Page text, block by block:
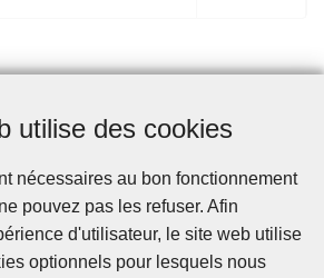
utilise des cookies
nécessaires au bon fonctionnement
pouvez pas les refuser. Afin
d'utilisateur, le site web utilise
optionnels pour lesquels nous
e
u
v
a
n
t
Statistiques